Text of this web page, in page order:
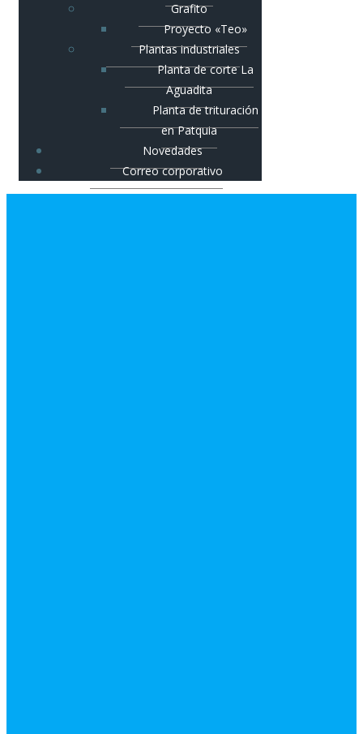
Grafito
Proyecto «Teo»
Plantas industriales
Planta de corte La
Aguadita
Planta de trituración
en Patquia
Novedades
Correo corporativo